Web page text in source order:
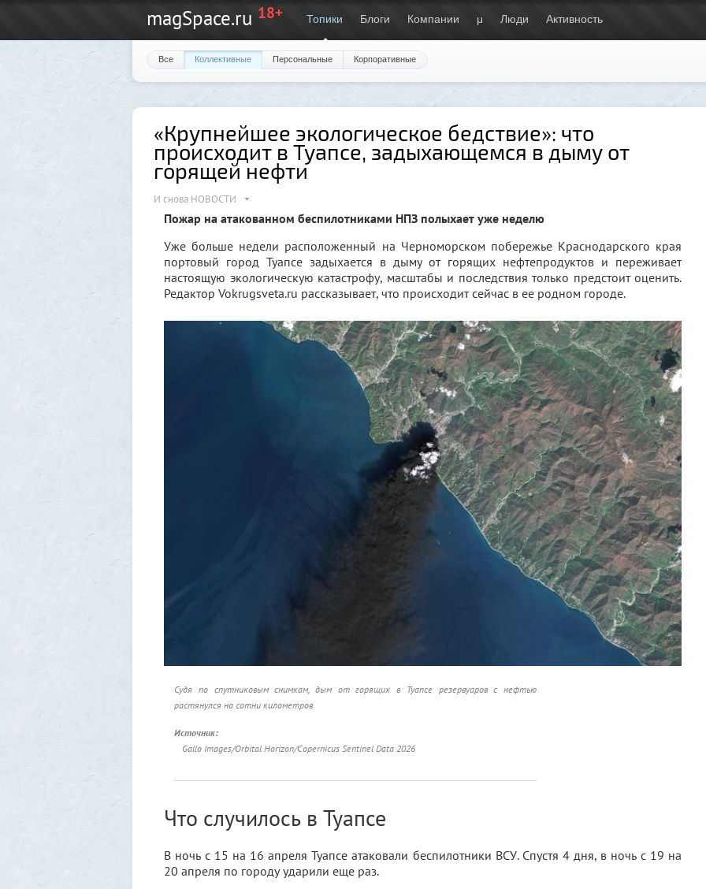
magSpace.ru 18+ Топики Блоги Компании μ Люди Активность
Все Коллективные Персональные Корпоративные
«Крупнейшее экологическое бедствие»: что
происходит в Туапсе, задыхающемся в дыму от
горящей нефти
И снова НОВОСТИ
Пожар на атакованном беспилотниками НПЗ полыхает уже неделю
Уже больше недели расположенный на Черноморском побережье Краснодарского края
портовый город Туапсе задыхается в дыму от горящих нефтепродуктов и переживает
настоящую экологическую катастрофу, масштабы и последствия только предстоит оценить.
Редактор Vokrugsveta.ru рассказывает, что происходит сейчас в ее родном городе.
Судя по спутниковым снимкам, дым от горящих в Туапсе резервуаров с нефтью
растянулся на сотни километров
Источник:
Gallo Images/Orbital Horizon/Copernicus Sentinel Data 2026
Что случилось в Туапсе
В ночь с 15 на 16 апреля Туапсе атаковали беспилотники ВСУ. Спустя 4 дня, в ночь с 19 на
20 апреля по городу ударили еще раз.